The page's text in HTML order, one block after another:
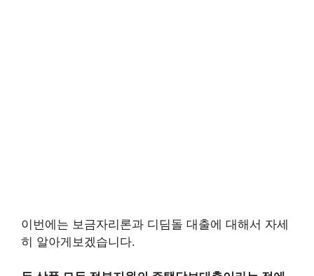
이번에는 보금자리론과 디딤돌 대출에 대해서 자세
히 알아게보겠습니다.